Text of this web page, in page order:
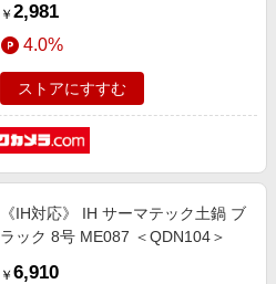
￥ 2,981
4.0%
ストアにすすむ
《IH対応》 IH サーマテック土鍋 ブ
ラック 8号 ME087 ＜QDN104＞
￥ 6,910